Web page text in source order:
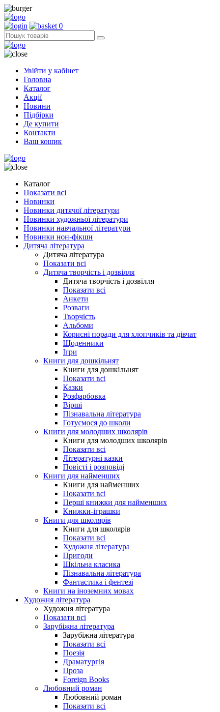
0
Увійти у кабінет
Головна
Каталог
Акції
Новини
Підбірки
Де купити
Контакти
Ваш кошик
Каталог
Показати всі
Новинки
Новинки дитячої літератури
Новинки художньої літератури
Новинки навчальної літератури
Новинки нон-фікшн
Дитяча література
Дитяча література
Показати всі
Дитяча творчість і дозвілля
Дитяча творчість і дозвілля
Показати всі
Анкети
Розваги
Творчість
Альбоми
Корисні поради для хлопчиків та дівчат
Щоденники
Ігри
Книги для дошкільнят
Книги для дошкільнят
Показати всі
Казки
Розфарбовка
Вірші
Пізнавальна література
Готуємося до школи
Книги для молодших школярів
Книги для молодших школярів
Показати всі
Літературні казки
Повісті і розповіді
Книги для найменших
Книги для найменших
Показати всі
Перші книжки для найменших
Книжки-іграшки
Книги для школярів
Книги для школярів
Показати всі
Художня література
Пригоди
Шкільна класика
Пізнавальна література
Фантастика і фентезі
Книги на іноземних мовах
Художня література
Художня література
Показати всі
Зарубіжна література
Зарубіжна література
Показати всі
Поезія
Драматургія
Проза
Foreign Books
Любовний роман
Любовний роман
Показати всі